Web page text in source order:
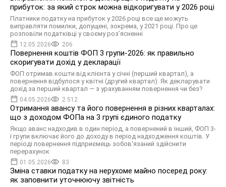
прибуток: за який строк можна відкоригувати у 2026 році
Платники податку на прибуток у 2026 році все ще можуть
виправляти помилки, допущені, зокрема, у 2021 році. Про це
розповіли податківці у своєму розʼясненні
12.05.2026 206
Повернення коштів ФОП 3 групи-2026: як правильно
скоригувати дохід у декларації
ФОП отримав кошти від клієнта у січні (перший квартал), а
повернення відбулося у квітні (другий квартал). Як декларувати
дохід за перший квартал — з урахуванням повернення чи без?
04.05.2026 2 512
Отримання авансу та його повернення в різних кварталах:
що з доходом ФОПа на 3 групі єдиного податку
Якщо аванс надходив в один період, а повернений в інший, ФОП 3-
ї групи включає його до доходу в період надходження коштів. У
періоді повернення підприємець зобов'язаний здійснити
перерахунок
01.05.2026 83
Зміна ставки податку на нерухоме майно посеред року:
як заповнити уточнюючу звітність